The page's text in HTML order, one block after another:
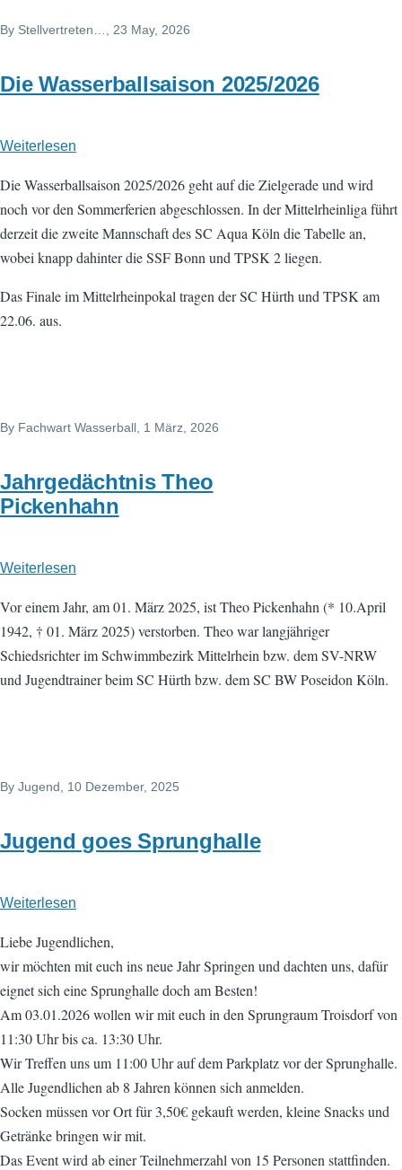
By Stellvertreten…, 23 May, 2026
Die Wasserballsaison 2025/2026
Weiterlesen
Wasserballsaison
2025/2026
Die Wasserballsaison 2025/2026 geht auf die Zielgerade und wird
noch vor den Sommerferien abgeschlossen. In der Mittelrheinliga führt
derzeit die zweite Mannschaft des SC Aqua Köln die Tabelle an,
wobei knapp dahinter die SSF Bonn und TPSK 2 liegen.
Das Finale im Mittelrheinpokal tragen der SC Hürth und TPSK am
22.06. aus.
By Fachwart Wasserball , 1 März, 2026
Jahrgedächtnis Theo
Pickenhahn
Weiterlesen
Theo
Pickenhahn
Vor einem Jahr, am 01. März 2025, ist Theo Pickenhahn (* 10.April
1942, † 01. März 2025) verstorben. Theo war langjähriger
Schiedsrichter im Schwimmbezirk Mittelrhein bzw. dem SV-NRW
und Jugendtrainer beim SC Hürth bzw. dem SC BW Poseidon Köln.
By Jugend , 10 Dezember, 2025
Jugend goes Sprunghalle
Weiterlesen
goes
Sprunghalle
Liebe Jugendlichen,
wir möchten mit euch ins neue Jahr Springen und dachten uns, dafür
eignet sich eine Sprunghalle doch am Besten!
Am 03.01.2026 wollen wir mit euch in den Sprungraum Troisdorf von
11:30 Uhr bis ca. 13:30 Uhr.
Wir Treffen uns um 11:00 Uhr auf dem Parkplatz vor der Sprunghalle.
Alle Jugendlichen ab 8 Jahren können sich anmelden.
Socken müssen vor Ort für 3,50€ gekauft werden, kleine Snacks und
Getränke bringen wir mit.
Das Event wird ab einer Teilnehmerzahl von 15 Personen stattfinden.